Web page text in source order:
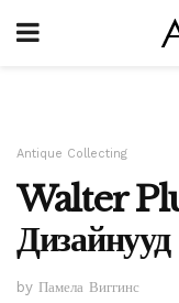
Antique Collecting
Walter
Дизайнууд
by Памела Виггинс